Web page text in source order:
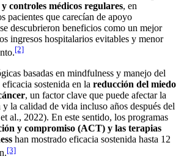
controles médicos regulares, en
pacientes que carecían de apoyo
descubrieron beneficios como un mejor
ingresos hospitalarios evitables y menor
[2]
basadas en mindfulness y manejo del
sostenida en la reducción del miedo
, un factor clave que puede afectar la
y la calidad de vida incluso años después del
al., 2022). En este sentido, los programas
y compromiso (ACT) y las terapias
han mostrado eficacia sostenida hasta 12
[3]